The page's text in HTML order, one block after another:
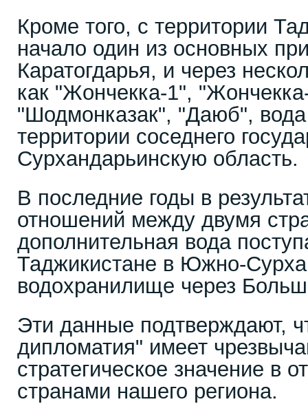
Кроме того, с территории
начало один из основных
Каратогдарья, и через
как "Жончекка-1",
"Шодмонказак", "Даюб", вода
территории соседнего
Сурхандарьинскую область.
В последние годы в
отношений между двумя
дополнительная вода
Таджикистане в Южно-
водохранилище через
Эти данные подтверждают,
дипломатия" имеет
стратегическое значение в
странами нашего региона.